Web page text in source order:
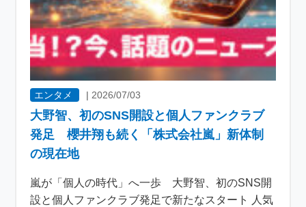
エンタメ |2026/07/03
大野智、初のSNS開設と個人ファンクラブ
発足 櫻井翔も続く「株式会社嵐」新体制
の現在地
嵐が「個人の時代」へ一歩 大野智、初のSNS開
設と個人ファンクラブ発足で新たなスタート 人気